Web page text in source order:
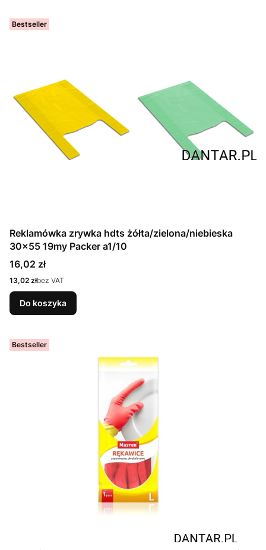
Bestseller
Reklamówka zrywka hdts żółta/zielona/niebieska
30x55 19my Packer a1/10
Cena
16,02 zł
Cena
13,02 złbez VAT
Do koszyka
Bestseller